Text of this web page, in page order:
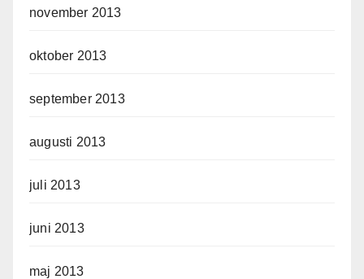
november 2013
oktober 2013
september 2013
augusti 2013
juli 2013
juni 2013
maj 2013